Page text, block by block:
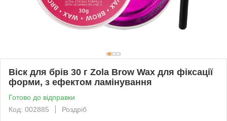
Віск для брів 30 г Zola Brow Wax для фіксації
форми, з ефектом ламінування
Готово до відправки
Код: 002885
Роздріб